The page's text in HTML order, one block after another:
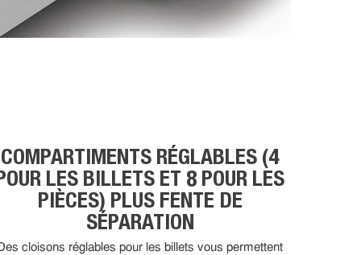
COMPARTIMENTS RÉGLABLES (4
LES BILLETS ET 8 POUR LES
PIÈCES) PLUS FENTE DE
SÉPARATION
cloisons réglables pour les billets vous permettent